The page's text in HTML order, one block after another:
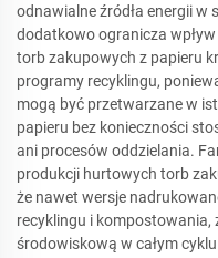
odnawialne źródła energii w
dodatkowo ogranicza
torb zakupowych z papieru
programy recyklingu,
mogą być przetwarzane w
papieru bez konieczności
ani procesów oddzielania.
produkcji hurtowych torb
że nawet wersje
recyklingu i
środowiskową w całym